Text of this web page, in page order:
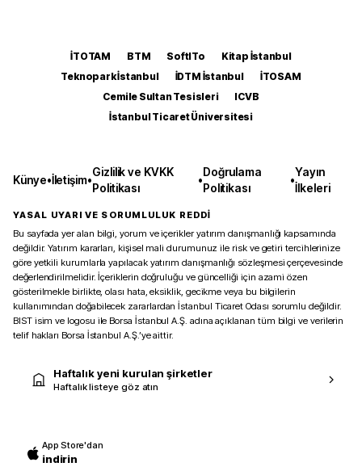
İTOTAM BTM SoftITo
Kitap İstanbul
Teknopark İstanbul
İDTM İstanbul
İTOSAM
Cemile Sultan Tesisleri
ICVB
İstanbul Ticaret Üniversitesi
Künye•İletişim•
Gizlilik ve KVKK
Politikası
•
Doğrulama
Politikası
•
Yayın
İlkeleri
YASAL UYARI VE SORUMLULUK REDDİ
Bu sayfada yer alan bilgi, yorum ve içerikler yatırım danışmanlığı kapsamında
değildir. Yatırım kararları, kişisel mali durumunuz ile risk ve getiri tercihlerinize
göre yetkili kurumlarla yapılacak yatırım danışmanlığı sözleşmesi çerçevesinde
değerlendirilmelidir. İçeriklerin doğruluğu ve güncelliği için azami özen
gösterilmekle birlikte, olası hata, eksiklik, gecikme veya bu bilgilerin
kullanımından doğabilecek zararlardan İstanbul Ticaret Odası sorumlu değildir.
BIST isim ve logosu ile Borsa İstanbul A.Ş. adına açıklanan tüm bilgi ve verilerin
telif hakları Borsa İstanbul A.Ş.’ye aittir.
Haftalık yeni kurulan şirketler
Haftalık listeye göz atın
App Store'dan
indirin